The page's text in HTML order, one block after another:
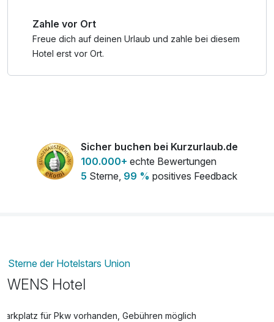
Besucherobergrenze früh erreicht wird. Hier lohnt sich ein
frühes Erscheinen um Wartezeiten zu vermeiden.
* Bitte bringen Sie für den Besuch der Rheinwelle eigene
Zahle vor Ort
Freue dich auf deinen Urlaub und zahle bei diesem
Hotel erst vor Ort.
Sicher buchen bei Kurzurlaub.de
100.000+ echte Bewertungen
5 Sterne, 99 % positives Feedback
Sterne der Hotelstars Union
WENS Hotel
Parkplatz für Pkw vorhanden, Gebühren möglich